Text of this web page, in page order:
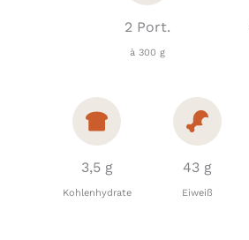
2 Port.
à 300 g
3,5 g
Kohlenhydrate
43 g
Eiweiß